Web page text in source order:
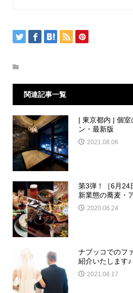
関連記事一覧
| 東京都内 | 個室
ン・最新版
2021.08.06
第3弾！［6月24
新業態の蕎麦・ア
2020.06.24
ナブッコでのフ
紹介いたします♪
2021.08.17